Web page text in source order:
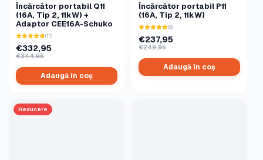
Încărcător portabil Q11
(16A, Tip 2, 11kW) +
Adaptor CEE16A-Schuko
(11)
€332,95
€344,95
Adaugă în coș
Încărcător portabil P11
(16A, Tip 2, 11kW)
(8)
€237,95
€249,95
Adaugă în coș
Reducere